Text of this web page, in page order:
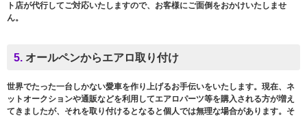
ト店が代行してご対応いたしますので、お客様にご面倒をおかけいたしませ
ん。
5. オールペンからエアロ取り付け
世界でたった一台しかない愛車を作り上げるお手伝いをいたします。現在、ネ
ットオークションや通販などを利用してエアロパーツ等を購入される方が増え
てきましたが、それを取り付けるとなると個人では無理な場合があります。そ